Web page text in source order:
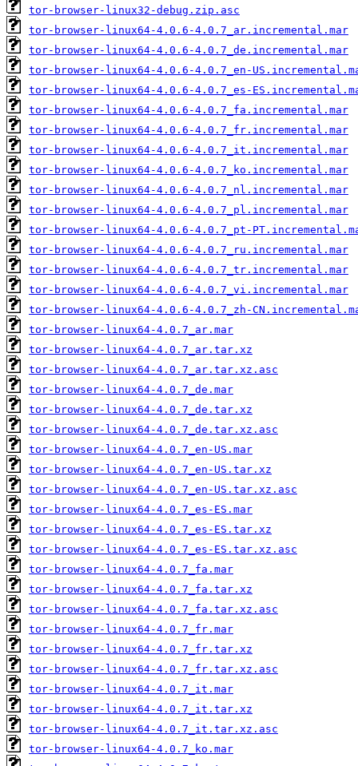
tor-browser-linux32-debug.zip.asc
tor-browser-linux64-4.0.6-4.0.7_ar.incremental.mar
tor-browser-linux64-4.0.6-4.0.7_de.incremental.mar
tor-browser-linux64-4.0.6-4.0.7_en-
tor-browser-linux64-4.0.6-4.0.7_es-
tor-browser-linux64-4.0.6-4.0.7_fa.incremental.mar
tor-browser-linux64-4.0.6-4.0.7_fr.incremental.mar
tor-browser-linux64-4.0.6-4.0.7_it.incremental.mar
tor-browser-linux64-4.0.6-4.0.7_ko.incremental.mar
tor-browser-linux64-4.0.6-4.0.7_nl.incremental.mar
tor-browser-linux64-4.0.6-4.0.7_pl.incremental.mar
tor-browser-linux64-4.0.6-4.0.7_pt-
tor-browser-linux64-4.0.6-4.0.7_ru.incremental.mar
tor-browser-linux64-4.0.6-4.0.7_tr.incremental.mar
tor-browser-linux64-4.0.6-4.0.7_vi.incremental.mar
tor-browser-linux64-4.0.6-4.0.7_zh-
tor-browser-linux64-4.0.7_ar.mar
tor-browser-linux64-4.0.7_ar.tar.xz
tor-browser-linux64-4.0.7_ar.tar.xz.asc
tor-browser-linux64-4.0.7_de.mar
tor-browser-linux64-4.0.7_de.tar.xz
tor-browser-linux64-4.0.7_de.tar.xz.asc
tor-browser-linux64-4.0.7_en-US.mar
tor-browser-linux64-4.0.7_en-US.tar.xz
tor-browser-linux64-4.0.7_en-US.tar.xz.asc
tor-browser-linux64-4.0.7_es-ES.mar
tor-browser-linux64-4.0.7_es-ES.tar.xz
tor-browser-linux64-4.0.7_es-ES.tar.xz.asc
tor-browser-linux64-4.0.7_fa.mar
tor-browser-linux64-4.0.7_fa.tar.xz
tor-browser-linux64-4.0.7_fa.tar.xz.asc
tor-browser-linux64-4.0.7_fr.mar
tor-browser-linux64-4.0.7_fr.tar.xz
tor-browser-linux64-4.0.7_fr.tar.xz.asc
tor-browser-linux64-4.0.7_it.mar
tor-browser-linux64-4.0.7_it.tar.xz
tor-browser-linux64-4.0.7_it.tar.xz.asc
tor-browser-linux64-4.0.7_ko.mar